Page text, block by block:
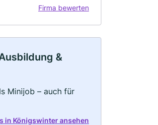
Firma bewerten
&
Minijob – auch für
in Königswinter ansehen